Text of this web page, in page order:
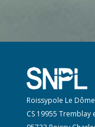
Roissypole Le
CS 19955 Tremblay